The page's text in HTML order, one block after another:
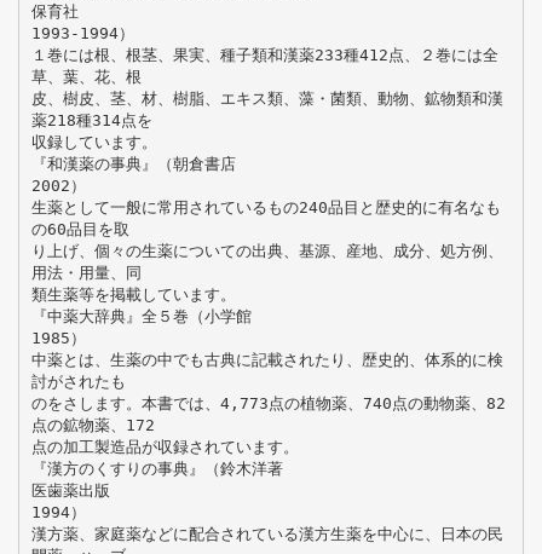
保育社
1993-1994）
１巻には根、根茎、果実、種子類和漢薬233種412点、２巻には全
草、葉、花、根
皮、樹皮、茎、材、樹脂、エキス類、藻・菌類、動物、鉱物類和漢
薬218種314点を
収録しています。
『和漢薬の事典』（朝倉書店
2002）
生薬として一般に常用されているもの240品目と歴史的に有名なも
の60品目を取
り上げ、個々の生薬についての出典、基源、産地、成分、処方例、
用法・用量、同
類生薬等を掲載しています。
『中薬大辞典』全５巻（小学館
1985）
中薬とは、生薬の中でも古典に記載されたり、歴史的、体系的に検
討がされたも
のをさします。本書では、4,773点の植物薬、740点の動物薬、82
点の鉱物薬、172
点の加工製造品が収録されています。
『漢方のくすりの事典』（鈴木洋著
医歯薬出版
1994）
漢方薬、家庭薬などに配合されている漢方生薬を中心に、日本の民